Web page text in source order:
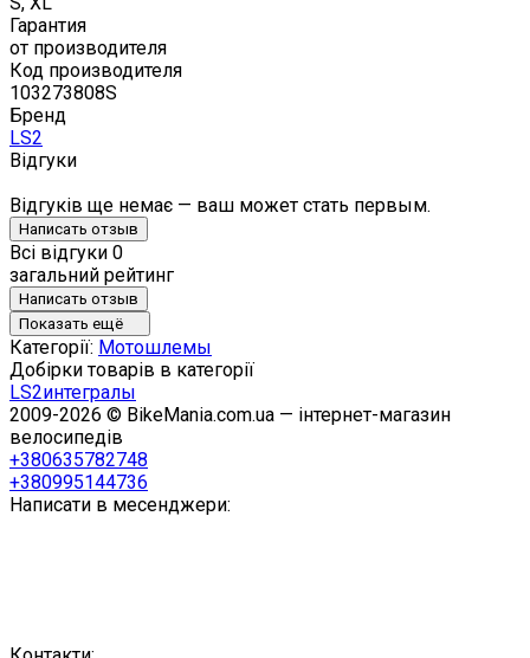
Гарантия
от производителя
Код производителя
103273808S
Бренд
LS2
Відгуки
Відгуків ще немає — ваш может стать первым.
Написать отзыв
Всі відгуки 0
загальний рейтинг
Написать отзыв
Показать ещё
Категорії: Мотошлемы
Добірки товарів в категорії
LS2интегралы
2009-2026 © BikeMania.com.ua — інтернет-магазин
велосипедів
+380635782748
+380995144736
Написати в месенджери: